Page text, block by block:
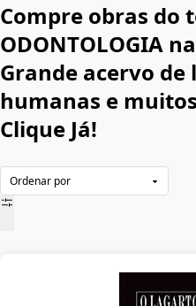
Compre obras do
ODONTOLOGIA
Grande acervo
humanas e
Clique Já!